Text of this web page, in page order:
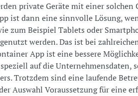
private Geräte mit einer solchen
ist dann eine sinnvolle Lösung,
zum Beispiel Tablets oder
werden. Das ist bei
App ist eine bessere
auf die Unternehmensdaten,
Trotzdem sind eine laufende
Auswahl Voraussetzung für eine